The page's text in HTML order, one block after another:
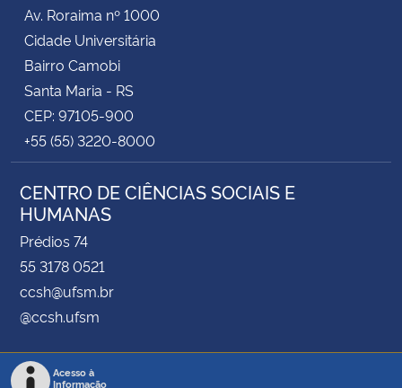
Av. Roraima nº 1000
Cidade Universitária
Bairro Camobi
Santa Maria - RS
CEP: 97105-900
+55 (55) 3220-8000
CENTRO DE CIÊNCIAS SOCIAIS E
HUMANAS
Prédios 74
55 3178 0521
ccsh@ufsm.br
@ccsh.ufsm
Acesso à
Informação